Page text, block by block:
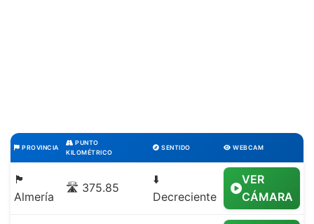
PROVINCIA
PUNTO
KILOMÉTRICO
SENTIDO WEBCAM
🏴
Almería
🛣️ 375.85
⬇️
Decreciente
VER
CÁMARA